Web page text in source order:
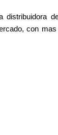
distribuidora
con